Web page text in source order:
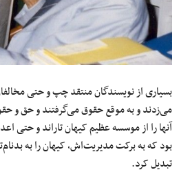
بسیاری از نویسندگان منتقد چپ و حتی
می‌زدند و به موقع حقوق می‌گرفتند و حق و
آنها را از موسسه عظیم کیهان تاراند و حتی
بود که به برکت مدیریت‌اش، کیهان را به
تبدیل کرد.